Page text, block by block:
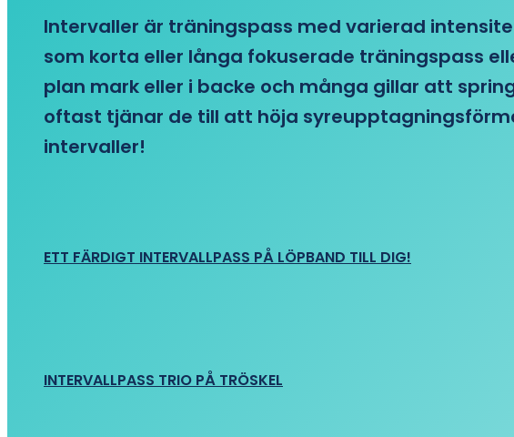
Intervaller är träningspass med varierad
som korta eller långa fokuserade träningspass
plan mark eller i backe och många gillar att
oftast tjänar de till att höja
intervaller!
ETT FÄRDIGT INTERVALLPASS PÅ LÖPBAND TILL DIG!
INTERVALLPASS TRIO PÅ TRÖSKEL